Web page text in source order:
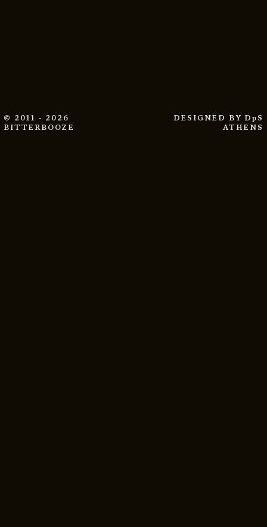
© 2011 - 2026
BITTERBOOZE
DESIGNED BY DpS
ATHENS